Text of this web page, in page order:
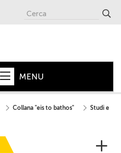
MENU
+
Collana "eis to bathos"
Studi e